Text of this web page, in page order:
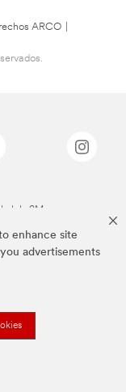
enhance site
advertisements
ARCO
de 3M